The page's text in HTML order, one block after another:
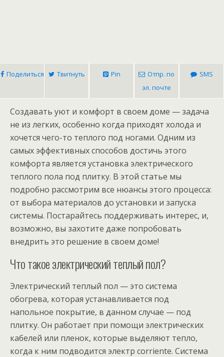
Поделиться Твитнуть Pin
Отпр. по
эл. почте
SMS
Создавать уют и комфорт в своем доме — задача
не из легких, особенно когда приходят холода и
хочется чего-то теплого под ногами. Одним из
самых эффективных способов достичь этого
комфорта является установка электрического
теплого пола под плитку. В этой статье мы
подробно рассмотрим все нюансы этого процесса:
от выбора материалов до установки и запуска
системы. Постарайтесь поддерживать интерес, и,
возможно, вы захотите даже попробовать
внедрить это решение в своем доме!
Что такое электрический теплый пол?
Электрический теплый пол — это система
обогрева, которая устанавливается под
напольное покрытие, в данном случае — под
плитку. Он работает при помощи электрических
кабелей или пленок, которые выделяют тепло,
когда к ним подводится электр corriente. Система